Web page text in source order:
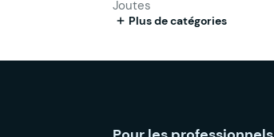
Joutes
Plus de catégories